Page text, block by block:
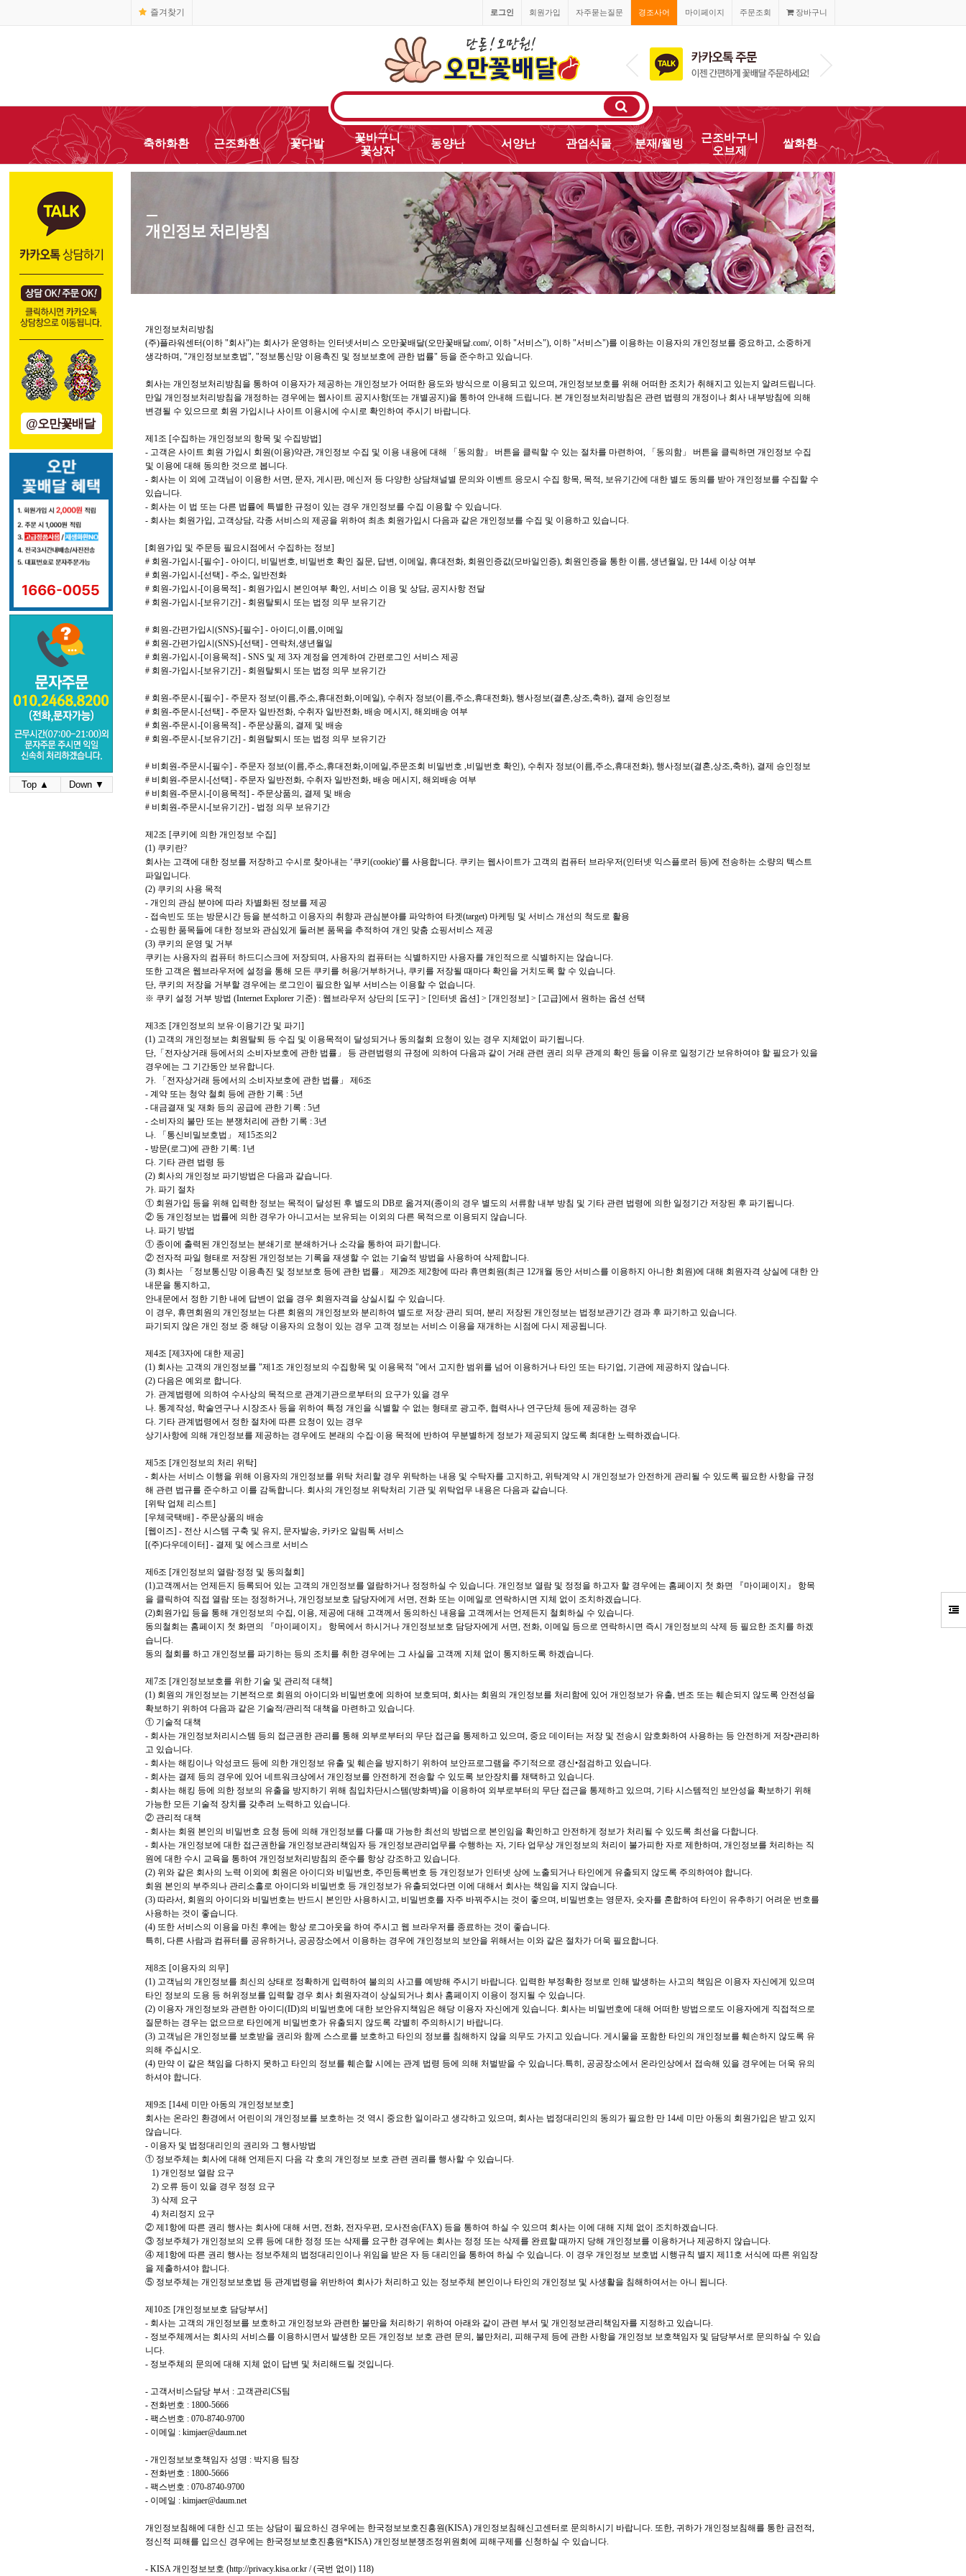
즐겨찾기 장바구니
주문조회
마이페이지
경조사어
자주묻는질문
회원가입
로그인
1666-0055
축하화환 근조화환 꽃다발
꽃바구니
꽃상자
동양난 서양난 관엽식물 분재/웰빙
근조바구니
오브제
쌀화환
@오만꽃배달
Top ▲ Down ▼
개인정보 처리방침
개인정보처리방침
(주)플라워센터(이하 "회사")는 회사가 운영하는 인터넷서비스 오만꽃배달(오만꽃배달.com/, 이하 "서비스"), 이하 "서비스")를 이용하는 이용자의 개인정보를 중요하고, 소중하게
생각하며, "개인정보보호법", "정보통신망 이용촉진 및 정보보호에 관한 법률" 등을 준수하고 있습니다.
회사는 개인정보처리방침을 통하여 이용자가 제공하는 개인정보가 어떠한 용도와 방식으로 이용되고 있으며, 개인정보보호를 위해 어떠한 조치가 취해지고 있는지 알려드립니다.
만일 개인정보처리방침을 개정하는 경우에는 웹사이트 공지사항(또는 개별공지)을 통하여 안내해 드립니다. 본 개인정보처리방침은 관련 법령의 개정이나 회사 내부방침에 의해
변경될 수 있으므로 회원 가입시나 사이트 이용시에 수시로 확인하여 주시기 바랍니다.
제1조 [수집하는 개인정보의 항목 및 수집방법]
- 고객은 사이트 회원 가입시 회원(이용)약관, 개인정보 수집 및 이용 내용에 대해 「동의함」 버튼을 클릭할 수 있는 절차를 마련하여, 「동의함」 버튼을 클릭하면 개인정보 수집
및 이용에 대해 동의한 것으로 봅니다.
- 회사는 이 외에 고객님이 이용한 서면, 문자, 게시판, 메신저 등 다양한 상담채널별 문의와 이벤트 응모시 수집 항목, 목적, 보유기간에 대한 별도 동의를 받아 개인정보를 수집할 수
있습니다.
- 회사는 이 법 또는 다른 법률에 특별한 규정이 있는 경우 개인정보를 수집 이용할 수 있습니다.
- 회사는 회원가입, 고객상담, 각종 서비스의 제공을 위하여 최초 회원가입시 다음과 같은 개인정보를 수집 및 이용하고 있습니다.
[회원가입 및 주문등 필요시점에서 수집하는 정보]
# 회원-가입시-[필수] - 아이디, 비밀번호, 비밀번호 확인 질문, 답변, 이메일, 휴대전화, 회원인증값(모바일인증), 회원인증을 통한 이름, 생년월일, 만 14세 이상 여부
# 회원-가입시-[선택] - 주소, 일반전화
# 회원-가입시-[이용목적] - 회원가입시 본인여부 확인, 서비스 이용 및 상담, 공지사항 전달
# 회원-가입시-[보유기간] - 회원탈퇴시 또는 법정 의무 보유기간
# 회원-간편가입시(SNS)-[필수] - 아이디,이름,이메일
# 회원-간편가입시(SNS)-[선택] - 연락처,생년월일
# 회원-가입시-[이용목적] - SNS 및 제 3자 계정을 연계하여 간편로그인 서비스 제공
# 회원-가입시-[보유기간] - 회원탈퇴시 또는 법정 의무 보유기간
# 회원-주문시-[필수] - 주문자 정보(이름,주소,휴대전화,이메일), 수취자 정보(이름,주소,휴대전화), 행사정보(결혼,상조,축하), 결제 승인정보
# 회원-주문시-[선택] - 주문자 일반전화, 수취자 일반전화, 배송 메시지, 해외배송 여부
# 회원-주문시-[이용목적] - 주문상품의, 결제 및 배송
# 회원-주문시-[보유기간] - 회원탈퇴시 또는 법정 의무 보유기간
# 비회원-주문시-[필수] - 주문자 정보(이름,주소,휴대전화,이메일,주문조회 비밀번호 ,비밀번호 확인), 수취자 정보(이름,주소,휴대전화), 행사정보(결혼,상조,축하), 결제 승인정보
# 비회원-주문시-[선택] - 주문자 일반전화, 수취자 일반전화, 배송 메시지, 해외배송 여부
# 비회원-주문시-[이용목적] - 주문상품의, 결제 및 배송
# 비회원-주문시-[보유기간] - 법정 의무 보유기간
제2조 [쿠키에 의한 개인정보 수집]
(1) 쿠키란?
회사는 고객에 대한 정보를 저장하고 수시로 찾아내는 ‘쿠키(cookie)‘를 사용합니다. 쿠키는 웹사이트가 고객의 컴퓨터 브라우저(인터넷 익스플로러 등)에 전송하는 소량의 텍스트
파일입니다.
(2) 쿠키의 사용 목적
- 개인의 관심 분야에 따라 차별화된 정보를 제공
- 접속빈도 또는 방문시간 등을 분석하고 이용자의 취향과 관심분야를 파악하여 타겟(target) 마케팅 및 서비스 개선의 척도로 활용
- 쇼핑한 품목들에 대한 정보와 관심있게 둘러본 품목을 추적하여 개인 맞춤 쇼핑서비스 제공
(3) 쿠키의 운영 및 거부
쿠키는 사용자의 컴퓨터 하드디스크에 저장되며, 사용자의 컴퓨터는 식별하지만 사용자를 개인적으로 식별하지는 않습니다.
또한 고객은 웹브라우저에 설정을 통해 모든 쿠키를 허용/거부하거나, 쿠키를 저장될 때마다 확인을 거치도록 할 수 있습니다.
단, 쿠키의 저장을 거부할 경우에는 로그인이 필요한 일부 서비스는 이용할 수 없습니다.
※ 쿠키 설정 거부 방법 (Internet Explorer 기준) : 웹브라우저 상단의 [도구] > [인터넷 옵션] > [개인정보] > [고급]에서 원하는 옵션 선택
제3조 [개인정보의 보유∙이용기간 및 파기]
(1) 고객의 개인정보는 회원탈퇴 등 수집 및 이용목적이 달성되거나 동의철회 요청이 있는 경우 지체없이 파기됩니다.
단,「전자상거래 등에서의 소비자보호에 관한 법률」 등 관련법령의 규정에 의하여 다음과 같이 거래 관련 권리 의무 관계의 확인 등을 이유로 일정기간 보유하여야 할 필요가 있을
경우에는 그 기간동안 보유합니다.
가. 「전자상거래 등에서의 소비자보호에 관한 법률」 제6조
- 계약 또는 청약 철회 등에 관한 기록 : 5년
- 대금결재 및 재화 등의 공급에 관한 기록 : 5년
- 소비자의 불만 또는 분쟁처리에 관한 기록 : 3년
나. 「통신비밀보호법」 제15조의2
- 방문(로그)에 관한 기록: 1년
다. 기타 관련 법령 등
(2) 회사의 개인정보 파기방법은 다음과 같습니다.
가. 파기 절차
① 회원가입 등을 위해 입력한 정보는 목적이 달성된 후 별도의 DB로 옮겨져(종이의 경우 별도의 서류함 내부 방침 및 기타 관련 법령에 의한 일정기간 저장된 후 파기됩니다.
② 동 개인정보는 법률에 의한 경우가 아니고서는 보유되는 이외의 다른 목적으로 이용되지 않습니다.
나. 파기 방법
① 종이에 출력된 개인정보는 분쇄기로 분쇄하거나 소각을 통하여 파기합니다.
② 전자적 파일 형태로 저장된 개인정보는 기록을 재생할 수 없는 기술적 방법을 사용하여 삭제합니다.
(3) 회사는 「정보통신망 이용촉진 및 정보보호 등에 관한 법률」 제29조 제2항에 따라 휴면회원(최근 12개월 동안 서비스를 이용하지 아니한 회원)에 대해 회원자격 상실에 대한 안
내문을 통지하고,
안내문에서 정한 기한 내에 답변이 없을 경우 회원자격을 상실시킬 수 있습니다.
이 경우, 휴면회원의 개인정보는 다른 회원의 개인정보와 분리하여 별도로 저장·관리 되며, 분리 저장된 개인정보는 법정보관기간 경과 후 파기하고 있습니다.
파기되지 않은 개인 정보 중 해당 이용자의 요청이 있는 경우 고객 정보는 서비스 이용을 재개하는 시점에 다시 제공됩니다.
제4조 [제3자에 대한 제공]
(1) 회사는 고객의 개인정보를 "제1조 개인정보의 수집항목 및 이용목적 "에서 고지한 범위를 넘어 이용하거나 타인 또는 타기업, 기관에 제공하지 않습니다.
(2) 다음은 예외로 합니다.
가. 관계법령에 의하여 수사상의 목적으로 관계기관으로부터의 요구가 있을 경우
나. 통계작성, 학술연구나 시장조사 등을 위하여 특정 개인을 식별할 수 없는 형태로 광고주, 협력사나 연구단체 등에 제공하는 경우
다. 기타 관계법령에서 정한 절차에 따른 요청이 있는 경우
상기사항에 의해 개인정보를 제공하는 경우에도 본래의 수집∙이용 목적에 반하여 무분별하게 정보가 제공되지 않도록 최대한 노력하겠습니다.
제5조 [개인정보의 처리 위탁]
- 회사는 서비스 이행을 위해 이용자의 개인정보를 위탁 처리할 경우 위탁하는 내용 및 수탁자를 고지하고, 위탁계약 시 개인정보가 안전하게 관리될 수 있도록 필요한 사항을 규정
해 관련 법규를 준수하고 이를 감독합니다. 회사의 개인정보 위탁처리 기관 및 위탁업무 내용은 다음과 같습니다.
[위탁 업체 리스트]
[우체국택배] - 주문상품의 배송
[웹이즈] - 전산 시스템 구축 및 유지, 문자발송, 카카오 알림톡 서비스
[(주)다우데이터] - 결제 및 에스크로 서비스
제6조 [개인정보의 열람∙정정 및 동의철회]
(1)고객께서는 언제든지 등록되어 있는 고객의 개인정보를 열람하거나 정정하실 수 있습니다. 개인정보 열람 및 정정을 하고자 할 경우에는 홈페이지 첫 화면 『마이페이지』 항목
을 클릭하여 직접 열람 또는 정정하거나, 개인정보보호 담당자에게 서면, 전화 또는 이메일로 연락하시면 지체 없이 조치하겠습니다.
(2)회원가입 등을 통해 개인정보의 수집, 이용, 제공에 대해 고객께서 동의하신 내용을 고객께서는 언제든지 철회하실 수 있습니다.
동의철회는 홈페이지 첫 화면의 『마이페이지』 항목에서 하시거나 개인정보보호 담당자에게 서면, 전화, 이메일 등으로 연락하시면 즉시 개인정보의 삭제 등 필요한 조치를 하겠
습니다.
동의 철회를 하고 개인정보를 파기하는 등의 조치를 취한 경우에는 그 사실을 고객께 지체 없이 통지하도록 하겠습니다.
제7조 [개인정보보호를 위한 기술 및 관리적 대책]
(1) 회원의 개인정보는 기본적으로 회원의 아이디와 비밀번호에 의하여 보호되며, 회사는 회원의 개인정보를 처리함에 있어 개인정보가 유출, 변조 또는 훼손되지 않도록 안전성을
확보하기 위하여 다음과 같은 기술적/관리적 대책을 마련하고 있습니다.
① 기술적 대책
- 회사는 개인정보처리시스템 등의 접근권한 관리를 통해 외부로부터의 무단 접근을 통제하고 있으며, 중요 데이터는 저장 및 전송시 암호화하여 사용하는 등 안전하게 저장•관리하
고 있습니다.
- 회사는 해킹이나 악성코드 등에 의한 개인정보 유출 및 훼손을 방지하기 위하여 보안프로그램을 주기적으로 갱신•점검하고 있습니다.
- 회사는 결제 등의 경우에 있어 네트워크상에서 개인정보를 안전하게 전송할 수 있도록 보안장치를 채택하고 있습니다.
- 회사는 해킹 등에 의한 정보의 유출을 방지하기 위해 침입차단시스템(방화벽)을 이용하여 외부로부터의 무단 접근을 통제하고 있으며, 기타 시스템적인 보안성을 확보하기 위해
가능한 모든 기술적 장치를 갖추려 노력하고 있습니다.
② 관리적 대책
- 회사는 회원 본인의 비밀번호 요청 등에 의해 개인정보를 다룰 때 가능한 최선의 방법으로 본인임을 확인하고 안전하게 정보가 처리될 수 있도록 최선을 다합니다.
- 회사는 개인정보에 대한 접근권한을 개인정보관리책임자 등 개인정보관리업무를 수행하는 자, 기타 업무상 개인정보의 처리이 불가피한 자로 제한하며, 개인정보를 처리하는 직
원에 대한 수시 교육을 통하여 개인정보처리방침의 준수를 항상 강조하고 있습니다.
(2) 위와 같은 회사의 노력 이외에 회원은 아이디와 비밀번호, 주민등록번호 등 개인정보가 인터넷 상에 노출되거나 타인에게 유출되지 않도록 주의하여야 합니다.
회원 본인의 부주의나 관리소홀로 아이디와 비밀번호 등 개인정보가 유출되었다면 이에 대해서 회사는 책임을 지지 않습니다.
(3) 따라서, 회원의 아이디와 비밀번호는 반드시 본인만 사용하시고, 비밀번호를 자주 바꿔주시는 것이 좋으며, 비밀번호는 영문자, 숫자를 혼합하여 타인이 유추하기 어려운 번호를
사용하는 것이 좋습니다.
(4) 또한 서비스의 이용을 마친 후에는 항상 로그아웃을 하여 주시고 웹 브라우저를 종료하는 것이 좋습니다.
특히, 다른 사람과 컴퓨터를 공유하거나, 공공장소에서 이용하는 경우에 개인정보의 보안을 위해서는 이와 같은 절차가 더욱 필요합니다.
제8조 [이용자의 의무]
(1) 고객님의 개인정보를 최신의 상태로 정확하게 입력하여 불의의 사고를 예방해 주시기 바랍니다. 입력한 부정확한 정보로 인해 발생하는 사고의 책임은 이용자 자신에게 있으며
타인 정보의 도용 등 허위정보를 입력할 경우 회사 회원자격이 상실되거나 회사 홈페이지 이용이 정지될 수 있습니다.
(2) 이용자 개인정보와 관련한 아이디(ID)의 비밀번호에 대한 보안유지책임은 해당 이용자 자신에게 있습니다. 회사는 비밀번호에 대해 어떠한 방법으로도 이용자에게 직접적으로
질문하는 경우는 없으므로 타인에게 비밀번호가 유출되지 않도록 각별히 주의하시기 바랍니다.
(3) 고객님은 개인정보를 보호받을 권리와 함께 스스로를 보호하고 타인의 정보를 침해하지 않을 의무도 가지고 있습니다. 게시물을 포함한 타인의 개인정보를 훼손하지 않도록 유
의해 주십시오.
(4) 만약 이 같은 책임을 다하지 못하고 타인의 정보를 훼손할 시에는 관계 법령 등에 의해 처벌받을 수 있습니다.특히, 공공장소에서 온라인상에서 접속해 있을 경우에는 더욱 유의
하셔야 합니다.
제9조 [14세 미만 아동의 개인정보보호]
회사는 온라인 환경에서 어린이의 개인정보를 보호하는 것 역시 중요한 일이라고 생각하고 있으며, 회사는 법정대리인의 동의가 필요한 만 14세 미만 아동의 회원가입은 받고 있지
않습니다.
- 이용자 및 법정대리인의 권리와 그 행사방법
① 정보주체는 회사에 대해 언제든지 다음 각 호의 개인정보 보호 관련 권리를 행사할 수 있습니다.
1) 개인정보 열람 요구
2) 오류 등이 있을 경우 정정 요구
3) 삭제 요구
4) 처리정지 요구
② 제1항에 따른 권리 행사는 회사에 대해 서면, 전화, 전자우편, 모사전송(FAX) 등을 통하여 하실 수 있으며 회사는 이에 대해 지체 없이 조치하겠습니다.
③ 정보주체가 개인정보의 오류 등에 대한 정정 또는 삭제를 요구한 경우에는 회사는 정정 또는 삭제를 완료할 때까지 당해 개인정보를 이용하거나 제공하지 않습니다.
④ 제1항에 따른 권리 행사는 정보주체의 법정대리인이나 위임을 받은 자 등 대리인을 통하여 하실 수 있습니다. 이 경우 개인정보 보호법 시행규칙 별지 제11호 서식에 따른 위임장
을 제출하셔야 합니다.
⑤ 정보주체는 개인정보보호법 등 관계법령을 위반하여 회사가 처리하고 있는 정보주체 본인이나 타인의 개인정보 및 사생활을 침해하여서는 아니 됩니다.
제10조 [개인정보보호 담당부서]
- 회사는 고객의 개인정보를 보호하고 개인정보와 관련한 불만을 처리하기 위하여 아래와 같이 관련 부서 및 개인정보관리책임자를 지정하고 있습니다.
- 정보주체께서는 회사의 서비스를 이용하시면서 발생한 모든 개인정보 보호 관련 문의, 불만처리, 피해구제 등에 관한 사항을 개인정보 보호책임자 및 담당부서로 문의하실 수 있습
니다.
- 정보주체의 문의에 대해 지체 없이 답변 및 처리해드릴 것입니다.
- 고객서비스담당 부서 : 고객관리CS팀
- 전화번호 : 1800-5666
- 팩스번호 : 070-8740-9700
- 이메일 : kimjaer@daum.net
- 개인정보보호책임자 성명 : 박지용 팀장
- 전화번호 : 1800-5666
- 팩스번호 : 070-8740-9700
- 이메일 : kimjaer@daum.net
개인정보침해에 대한 신고 또는 상담이 필요하신 경우에는 한국정보보호진흥원(KISA) 개인정보침해신고센터로 문의하시기 바랍니다. 또한, 귀하가 개인정보침해를 통한 금전적,
정신적 피해를 입으신 경우에는 한국정보보호진흥원*KISA) 개인정보분쟁조정위원회에 피해구제를 신청하실 수 있습니다.
- KISA 개인정보보호 (http://privacy.kisa.or.kr / (국번 없이) 118)